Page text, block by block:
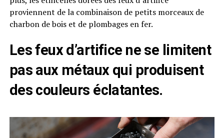
proviennent de la combinaison de petits morceaux de
charbon de bois et de plombages en fer.
Les feux d’artifice ne se limitent
pas aux métaux qui produisent
des couleurs éclatantes.